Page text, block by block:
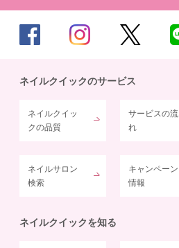
ネイルクイックのサービス
ネイルクイッ
クの品質
サービスの流
れ
ネイルサロン
検索
キャンペーン
情報
ネイルクイックを知る